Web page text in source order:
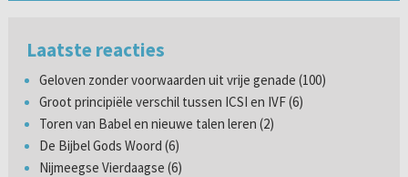
Laatste reacties
Geloven zonder voorwaarden uit vrije genade (100)
Groot principiële verschil tussen ICSI en IVF (6)
Toren van Babel en nieuwe talen leren (2)
De Bijbel Gods Woord (6)
Nijmeegse Vierdaagse (6)